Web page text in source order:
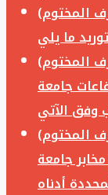
المختوم)
المختوم)
جامعة
المختوم)
جامعة